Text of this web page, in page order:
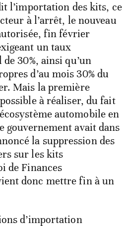
l’importation des kits, ce
à l’arrêt, le nouveau
fin février
un taux
30%, ainsi qu’un
d’au mois 30% du
Mais la première
à réaliser, du fait
automobile en
gouvernement avait dans
la suppression des
sur les kits
de Finances
donc mettre fin à un
d’importation